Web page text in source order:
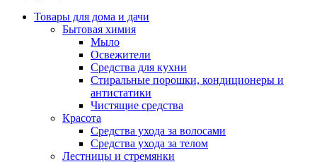
Товары для дома и дачи
Бытовая химия
Мыло
Освежители
Средства для кухни
Стиральные порошки, кондиционеры и
антистатики
Чистящие средства
Красота
Средства ухода за волосами
Средства ухода за телом
Лестницы и стремянки